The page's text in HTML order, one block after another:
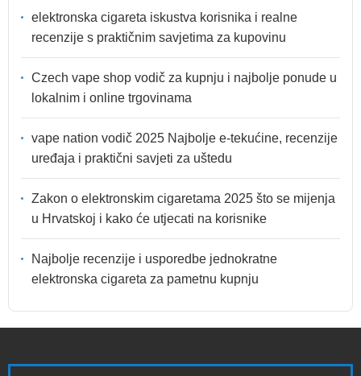
elektronska cigareta iskustva korisnika i realne
recenzije s praktičnim savjetima za kupovinu
Czech vape shop vodič za kupnju i najbolje ponude u
lokalnim i online trgovinama
vape nation vodič 2025 Najbolje e-tekućine, recenzije
uređaja i praktični savjeti za uštedu
Zakon o elektronskim cigaretama 2025 što se mijenja
u Hrvatskoj i kako će utjecati na korisnike
Najbolje recenzije i usporedbe jednokratne
elektronska cigareta za pametnu kupnju